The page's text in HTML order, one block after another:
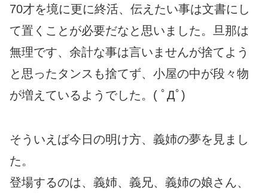
70才を境に更に終活、伝えたい事は文書にし
て置くことが必要だなと思いました。旦那は
無理です、余計な事は言いませんが捨てよう
と思ったタンスも捨てず、小屋の中が段々物
が増えているようでした。( ﾟДﾟ)
そういえば今日の明け方、義姉の夢を見まし
た。
登場するのは、義姉、義兄、義姉の娘さん、